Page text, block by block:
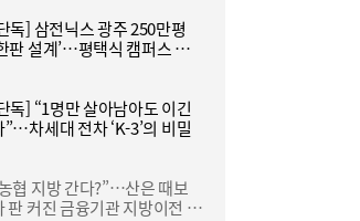
이어가는 SK하이닉스…분기
독] 삼전닉스 광주 250만평
판 설계’…평택식 캠퍼스 들
독] “1명만 살아남아도 이긴
”…차세대 전차 ‘K-3’의 비밀
협 지방 간다?”…산은 때보
판 커진 금융기관 지방이전 논